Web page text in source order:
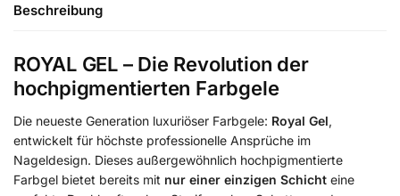
Beschreibung
ROYAL GEL – Die Revolution der
hochpigmentierten Farbgele
Die neueste Generation luxuriöser Farbgele: Royal Gel,
entwickelt für höchste professionelle Ansprüche im
Nageldesign. Dieses außergewöhnlich hochpigmentierte
Farbgel bietet bereits mit nur einer einzigen Schicht eine